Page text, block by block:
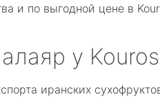
и по выгодной цене в
у
иранских